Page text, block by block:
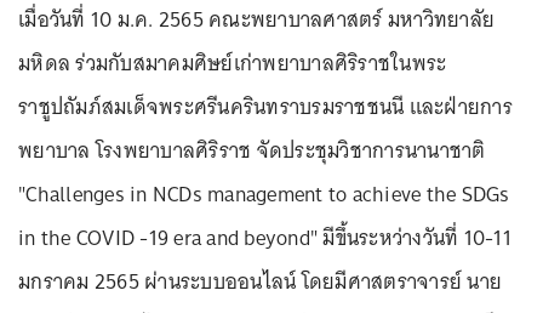
เมื่อวันที่ 10 ม.ค. 2565 คณะพยาบาลศาสตร์ มหาวิทยาลัย
มหิดล ร่วมกับสมาคมศิษย์เก่าพยาบาลศิริราชในพระ
ราชูปถัมภ์สมเด็จพระศรีนครินทราบรมราชชนนี และฝ่ายการ
พยาบาล โรงพยาบาลศิริราช จัดประชุมวิชาการนานาชาติ
"Challenges in NCDs management to achieve the SDGs
in the COVID -19 era and beyond" มีขึ้นระหว่างวันที่ 10-11
มกราคม 2565 ผ่านระบบออนไลน์ โดยมีศาสตราจารย์ นาย